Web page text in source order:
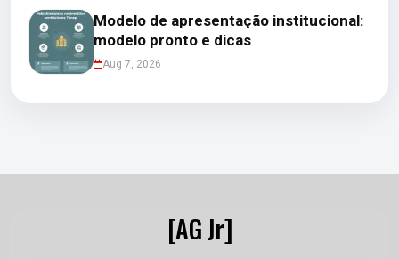
Modelo de apresentação institucional:
modelo pronto e dicas
Aug 7, 2026
[AG Jr]